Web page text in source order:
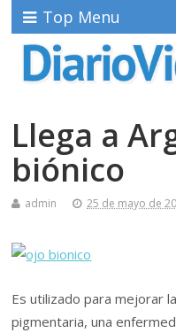
Top Menu
Llega a
biónico
admin 25 de mayo de
Es utilizado para mejorar
pigmentaria, una